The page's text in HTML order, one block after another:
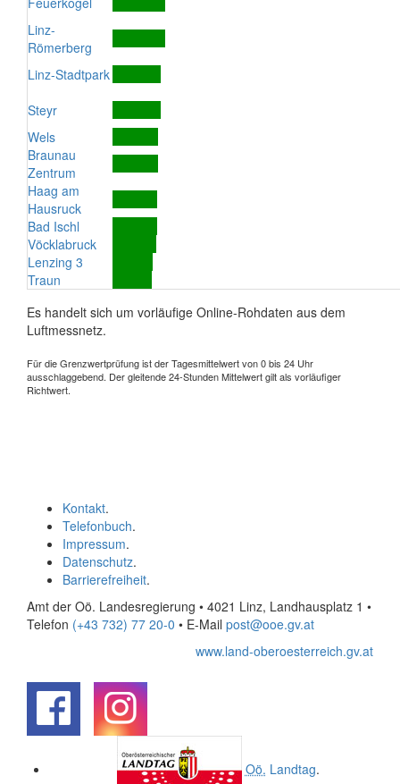
Linz-
Römerberg
Linz-Stadtpark
Steyr
Wels
Braunau
Zentrum
Haag am
Hausruck
Bad Ischl
Vöcklabruck
Lenzing 3
Traun
Es handelt sich um vorläufige Online-Rohdaten aus dem
Luftmessnetz.
Für die Grenzwertprüfung ist der Tagesmittelwert von 0 bis 24 Uhr
ausschlaggebend. Der gleitende 24-Stunden Mittelwert gilt als vorläufiger
Richtwert.
Kontakt.
Telefonbuch.
Impressum.
Datenschutz.
Barrierefreiheit.
Amt der Oö. Landesregierung • 4021 Linz, Landhausplatz 1 •
Telefon (+43 732) 77 20-0 • E-Mail post@ooe.gv.at
www.land-oberoesterreich.gv.at
Oö. Landtag.